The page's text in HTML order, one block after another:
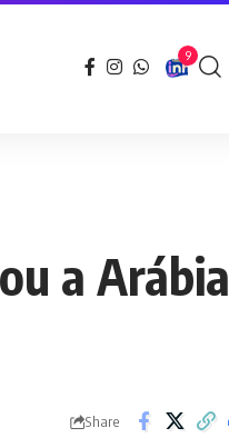
9
a Arábia
Share